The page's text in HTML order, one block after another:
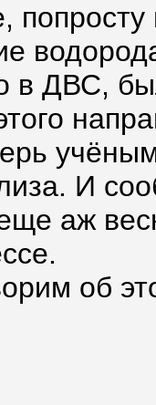
в ДВС,
И
еще аж
об